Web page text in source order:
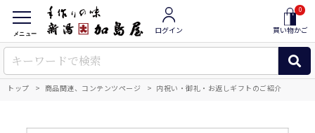
メニュー ログイン
0
買い物かご
トップ 商品関連、コンテンツページ 内祝い・御礼・お返しギフトのご紹介